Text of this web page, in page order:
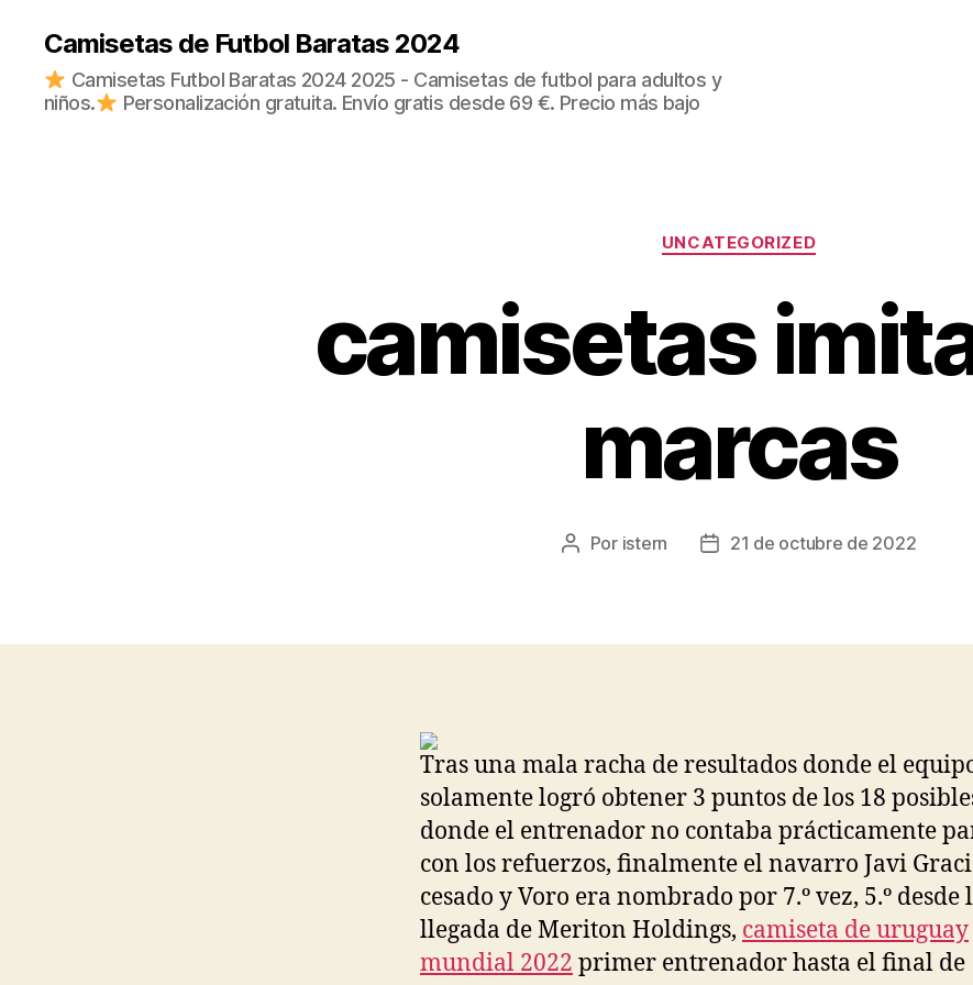
Camisetas de Futbol Baratas 2024
Camisetas Futbol Baratas 2024 2025 - Camisetas de futbol para adultos y
niños.
Personalización gratuita. Envío gratis desde 69 €. Precio más bajo
Categorías
UNCATEGORIZED
camisetas
marcas
Autor
Por istern
Fecha21 de octubre de 2022
Tras una mala racha de resultados donde el
solamente logró obtener 3 puntos de los 18
donde el entrenador no contaba prácticamente
con los refuerzos, finalmente el navarro Javi
cesado y Voro era nombrado por 7.º vez, 5.º desde
llegada de Meriton Holdings, camiseta de uruguay
mundial 2022 primer entrenador hasta el final de